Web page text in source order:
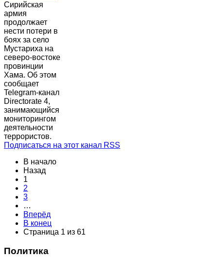
Сирийская
армия
продолжает
нести потери в
боях за село
Мустариха на
северо-востоке
провинции
Хама. Об этом
сообщает
Telegram-канал
Directorate 4,
занимающийся
мониторингом
деятельности
террористов.
Подписаться на этот канал RSS
В начало
Назад
1
2
3
…
Вперёд
В конец
Страница 1 из 61
Политика